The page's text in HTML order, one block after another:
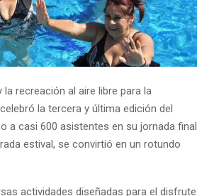
recreación al aire libre para la
la tercera y última edición del
a casi 600 asistentes en su jornada final
estival, se convirtió en un rotundo
actividades diseñadas para el disfrute